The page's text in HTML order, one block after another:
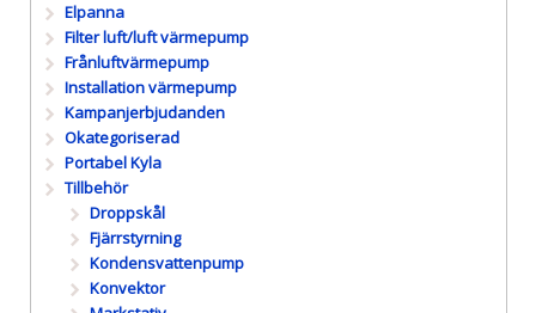
Elpanna
Filter luft/luft värmepump
Frånluftvärmepump
Installation värmepump
Kampanjerbjudanden
Okategoriserad
Portabel Kyla
Tillbehör
Droppskål
Fjärrstyrning
Kondensvattenpump
Konvektor